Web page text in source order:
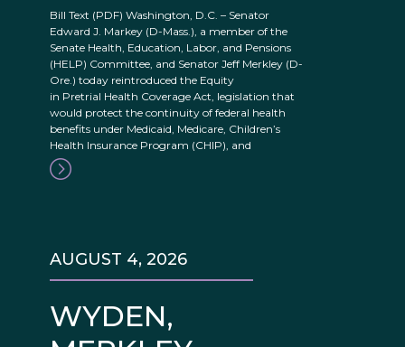
Bill Text (PDF) Washington, D.C. – Senator
Edward J. Markey (D-Mass.), a member of the
Senate Health, Education, Labor, and Pensions
(HELP) Committee, and Senator Jeff Merkley (D-
Ore.) today reintroduced the Equity
in Pretrial Health Coverage Act, legislation that
would protect the continuity of federal health
benefits under Medicaid, Medicare, Children’s
Health Insurance Program (CHIP), and
WYDEN,
AUGUST 4, 2026